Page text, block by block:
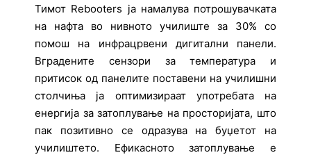
Тимот Rebooters ја намалува потрошувачката
на нафта во нивното училиште за 30% со
помош на инфрацрвени дигитални панели.
Вградените сензори за температура и
притисок од панелите поставени на училишни
столчиња ја оптимизираат употребата на
енергија за затоплување на просторијата, што
пак позитивно се одразува на буџетот на
училиштето. Ефикасното затоплување е